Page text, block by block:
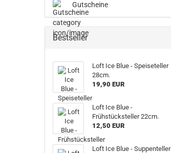
Gutscheine
Bestseller
Loft Ice Blue - Speiseteller
28cm.
19,90 EUR
Loft Ice Blue -
Frühstücksteller 22cm.
12,50 EUR
Loft Ice Blue - Suppenteller